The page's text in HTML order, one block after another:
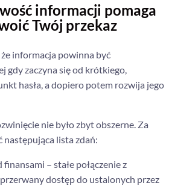
informacji pomaga
Twój przekaz
informacja powinna być
gdy zaczyna się od krótkiego,
hasła, a dopiero potem rozwija jego
nie było zbyt obszerne. Za
następująca lista zdań:
finansami – stałe połączenie z
dostęp do ustalonych przez